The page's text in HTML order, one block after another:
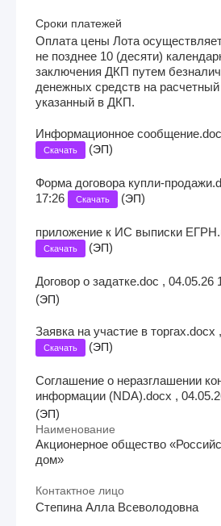
Сроки платежей
Оплата цены Лота
не позднее 10 (десяти)
заключения ДКП путем
денежных средств на
указанный в ДКП.
Информационное
Скачать (ЭП)
Форма договора купли-
17:26
Скачать (ЭП)
приложение к ИС выписки
Скачать (ЭП)
Договор о задатке.doc , 04.05.26
(ЭП)
Заявка на участие в торгах.docx
Скачать (ЭП)
Соглашение о неразглашении
информации (NDA).docx ,
(ЭП)
Наименование
Акционерное общество
дом»
Контактное лицо
Степина Алла Всеволодовна